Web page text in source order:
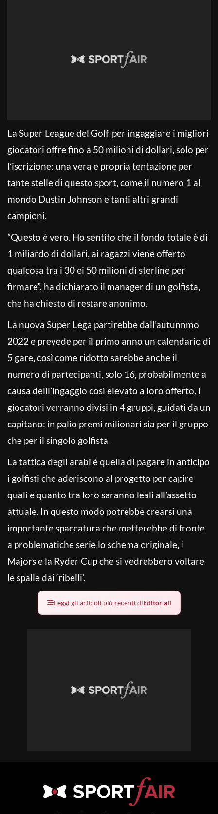
La Super League del Golf, per ingaggiare i migliori
giocatori offre fino a 50 milioni di dollari, solo per
l’iscrizione: una vera e propria tentazione per
tante stelle di questo sport, come il numero 1 al
mondo Dustin Johnson e tanti altri grandi
campioni.
”Questo è vero. Ho sentito che il fondo totale è di
1 miliardo di dollari, ai ragazzi viene offerto
qualcosa tra i 30 ei 50 milioni di sterline per
firmare”, ha dichiarato il manager di un golfista,
che ha chiesto di restare anonimo.
La nuova Super Lega partirebbe dall’autunnmo
2022 e prevede per il primo anno un calendario di
5 gare, così come ridotto sarebbe anche il
numero di partecipanti, solo 16, probabilmente a
causa delll’ingaggio così elevato a loro offerto. I
giocatori verranno divisi in 4 gruppi, guidati da un
capitano: in palio premi milionari sia per il gruppo
che per il singolo golfista.
La tattica degli arabi è quella di pagare in anticipo
i golfisti che aderiscono al progetto per capire
quali e quanto tra loro saranno leali all’assetto
attuale. In questo modo potrebbe crearsi una
importante spaccatura che metterebbe di fronte
a problematiche serie lo schema originale, i
Majors e la Ryder Cup che si vedrebbero voltare
le spalle dai ‘ribelli’.
Leggi gli articoli più recenti diEditoriali